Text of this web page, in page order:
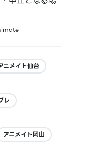
ニメイト仙台
レ
アニメイト岡山